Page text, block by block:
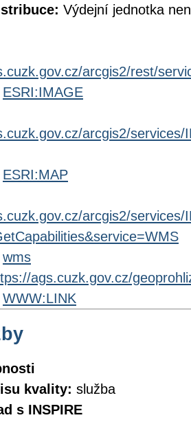
Výdejní jednotka
arcgis2/rest/
ESRI:IMAGE
arcgis2/
ESRI:MAP
arcgis2/
wms
ags.cuzk.gov.cz/
WWW:LINK
kvality: služba
s INSPIRE